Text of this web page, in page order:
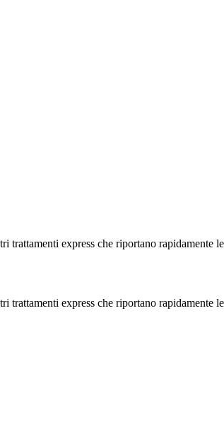
express che riportano rapidamente
express che riportano rapidamente